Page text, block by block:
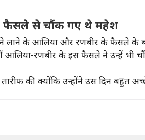
के फैसले से चौंक गए थे महेश
लाने के आलिया और रणबीर के फैसले के
आलिया-रणबीर के इस फैसले ने उन्हें भी
की क्योंकि उन्होंने उस दिन बहुत